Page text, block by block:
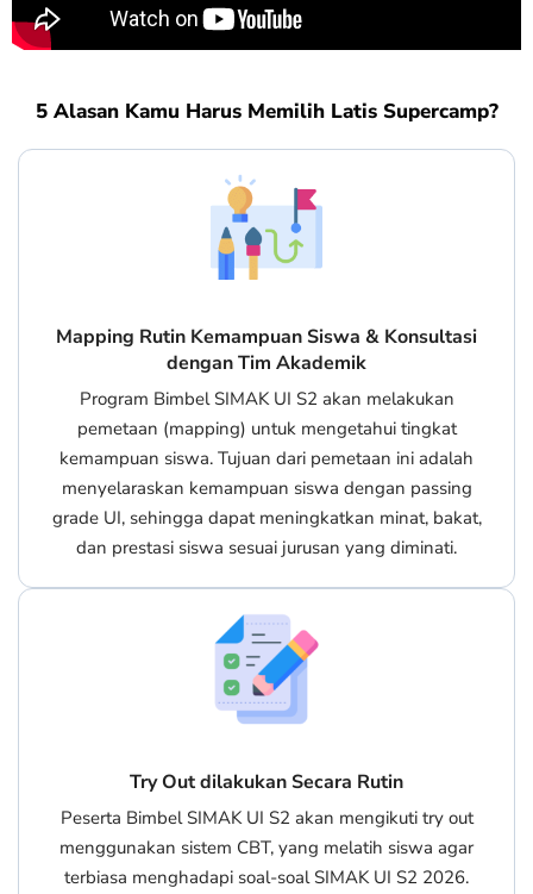
5 Alasan Kamu Harus Memilih Latis Supercamp?
Mapping Rutin Kemampuan Siswa & Konsultasi
dengan Tim Akademik
Program Bimbel SIMAK UI S2 akan melakukan
pemetaan (mapping) untuk mengetahui tingkat
kemampuan siswa. Tujuan dari pemetaan ini adalah
menyelaraskan kemampuan siswa dengan passing
grade UI, sehingga dapat meningkatkan minat, bakat,
dan prestasi siswa sesuai jurusan yang diminati.
Try Out dilakukan Secara Rutin
Peserta Bimbel SIMAK UI S2 akan mengikuti try out
menggunakan sistem CBT, yang melatih siswa agar
terbiasa menghadapi soal-soal SIMAK UI S2 2026.